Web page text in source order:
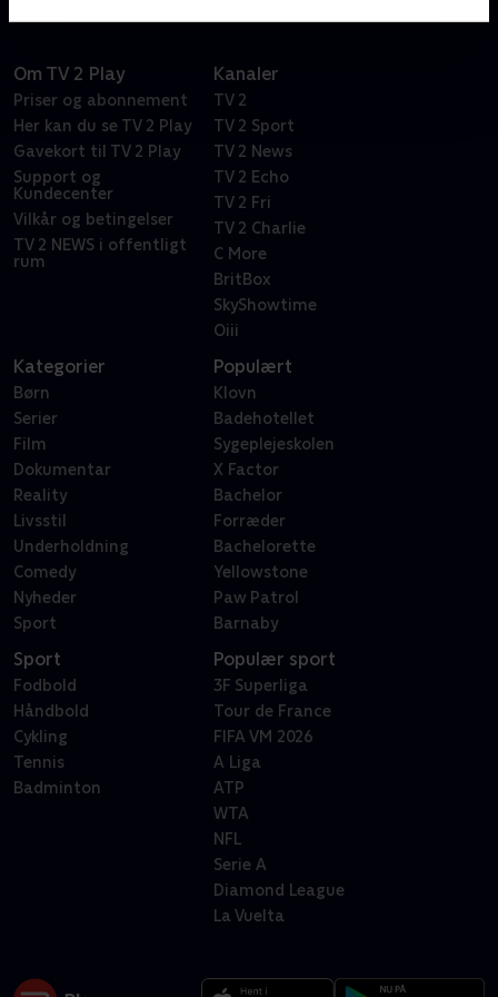
Om TV 2 Play
Priser og abonnement
Her kan du se TV 2 Play
Gavekort til TV 2 Play
Support og
Kundecenter
Vilkår og betingelser
TV 2 NEWS i offentligt
rum
Kanaler
TV 2
TV 2 Sport
TV 2 News
TV 2 Echo
TV 2 Fri
TV 2 Charlie
C More
BritBox
SkyShowtime
Oiii
Kategorier
Børn
Serier
Film
Dokumentar
Reality
Livsstil
Underholdning
Comedy
Nyheder
Sport
Populært
Klovn
Badehotellet
Sygeplejeskolen
X Factor
Bachelor
Forræder
Bachelorette
Yellowstone
Paw Patrol
Barnaby
Sport
Fodbold
Håndbold
Cykling
Tennis
Badminton
Populær sport
3F Superliga
Tour de France
FIFA VM 2026
A Liga
ATP
WTA
NFL
Serie A
Diamond League
La Vuelta